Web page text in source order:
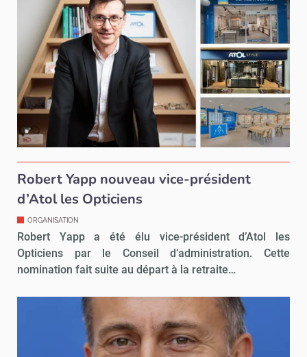
Robert Yapp nouveau vice-président
d’Atol les Opticiens
ORGANISATION
Robert Yapp a été élu vice-président d’Atol les
Opticiens par le Conseil d’administration. Cette
nomination fait suite au départ à la retraite…